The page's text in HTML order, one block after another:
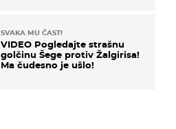
SVAKA MU ČAST!
VIDEO Pogledajte strašnu
golčinu Šege protiv Žalgirisa!
Ma čudesno je ušlo!